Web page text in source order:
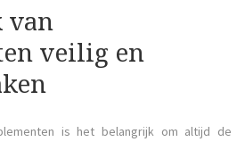
van
veilig en
is het belangrijk om altijd de